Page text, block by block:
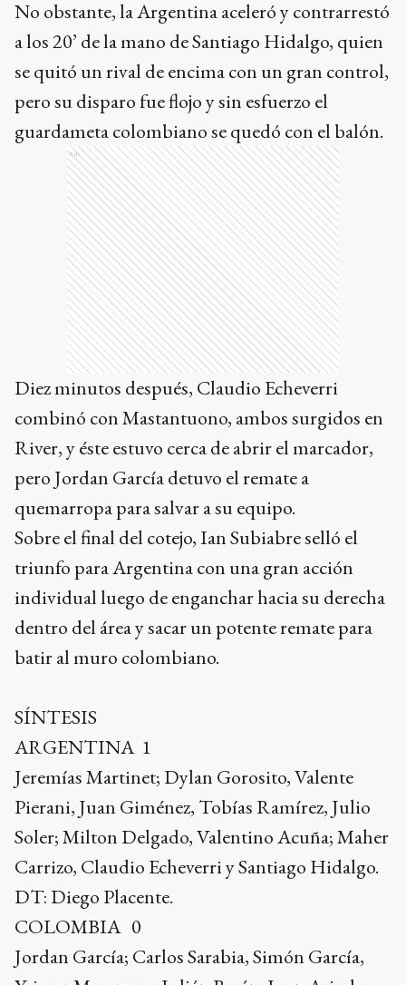
Diez minutos después, Claudio Echeverri
combinó con Mastantuono, ambos surgidos en
River, y éste estuvo cerca de abrir el marcador,
pero Jordan García detuvo el remate a
quemarropa para salvar a su equipo.
Sobre el final del cotejo, Ian Subiabre selló el
triunfo para Argentina con una gran acción
individual luego de enganchar hacia su derecha
dentro del área y sacar un potente remate para
batir al muro colombiano.
SÍNTESIS
ARGENTINA 1
Jeremías Martinet; Dylan Gorosito, Valente
Pierani, Juan Giménez, Tobías Ramírez, Julio
Soler; Milton Delgado, Valentino Acuña; Maher
Carrizo, Claudio Echeverri y Santiago Hidalgo.
DT: Diego Placente.
COLOMBIA 0
Jordan García; Carlos Sarabia, Simón García,
Yeimar Mosquera, Julián Bazán; Juan Arizala,
Kener González, Luis Rentería; Andy Batioja,
Néiser Villarreal y Óscar Perea. DT: César
Torres Ramírez.
Cancha:estadio Nacional Brígido Iriarte.
Árbitro:Andrea Colombo (Italia).Gol:ST: 42’